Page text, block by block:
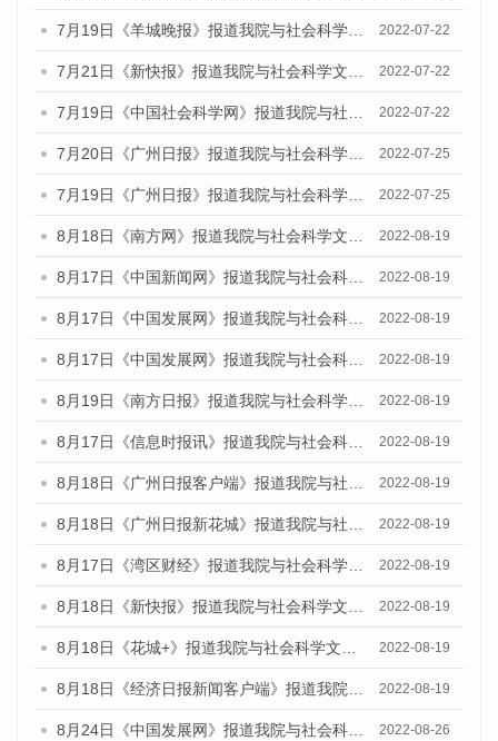
7月19日《羊城晚报》报道我院与社会科学文献出版社联合发布《广州蓝皮书：广州城乡融合发展报告(2022)》的媒体文章 2022-07-22
7月21日《新快报》报道我院与社会科学文献出版社联合发布《广州蓝皮书：广州城乡融合发展报告(2022)》的媒体文章 2022-07-22
7月19日《中国社会科学网》报道我院与社会科学文献出版社联合发布《广州蓝皮书：广州城乡融合发展报告(2022)》的媒体文章 2022-07-22
7月20日《广州日报》报道我院与社会科学文献出版社联合发布《广州蓝皮书：广州城乡融合发展报告(2022)》的媒体文章 2022-07-25
7月19日《广州日报》报道我院与社会科学文献出版社联合发布《广州蓝皮书：广州城乡融合发展报告(2022)》的媒体采访 2022-07-25
8月18日《南方网》报道我院与社会科学文献出版社联合发布的《广州蓝皮书：广州经济发展报告（2022）》的媒体文章 2022-08-19
8月17日《中国新闻网》报道我院与社会科学文献出版社联合发布的《广州蓝皮书：广州经济发展报告（2022）》的媒体文章 2022-08-19
8月17日《中国发展网》报道我院与社会科学文献出版社联合发布的《广州蓝皮书：广州经济发展报告（2022）》的媒体文章 2022-08-19
8月17日《中国发展网》报道我院与社会科学文献出版社联合发布的《广州蓝皮书：广州经济发展报告（2022）》的媒体文章 2022-08-19
8月19日《南方日报》报道我院与社会科学文献出版社联合发布的《广州蓝皮书：广州经济发展报告（2022）》的媒体文章 2022-08-19
8月17日《信息时报讯》报道我院与社会科学文献出版社联合发布的《广州蓝皮书：广州经济发展报告（2022）》的媒体文章 2022-08-19
8月18日《广州日报客户端》报道我院与社会科学文献出版社联合发布的《广州蓝皮书：广州经济发展报告（2022）》的媒体文章 2022-08-19
8月18日《广州日报新花城》报道我院与社会科学文献出版社联合发布的《广州蓝皮书：广州经济发展报告（2022）》的媒体文章 2022-08-19
8月17日《湾区财经》报道我院与社会科学文献出版社联合发布的《广州蓝皮书：广州经济发展报告（2022）》的媒体文章 2022-08-19
8月18日《新快报》报道我院与社会科学文献出版社联合发布的《广州蓝皮书：广州经济发展报告（2022）》的媒体文章 2022-08-19
8月18日《花城+》报道我院与社会科学文献出版社联合发布的《广州蓝皮书：广州经济发展报告（2022）》的媒体文章 2022-08-19
8月18日《经济日报新闻客户端》报道我院与社会科学文献出版社联合发布的《广州蓝皮书：广州经济发展报告（2022）》的媒体文章 2022-08-19
8月24日《中国发展网》报道我院与社会科学文献出版社联合发布《广州蓝皮书：广州城市国际化发展报告（2022）》的媒体文章 2022-08-26